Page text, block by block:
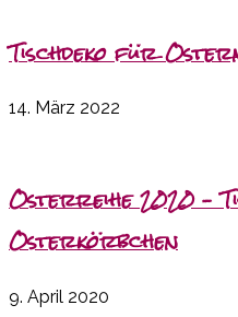
Tischdeko für
14. März 2022
Osterreihe 2020 –
Osterkörbchen
9. April 2020